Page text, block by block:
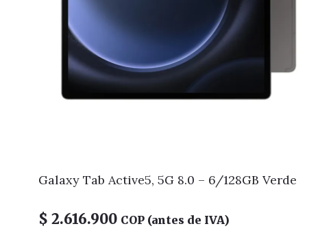
Galaxy Tab Active5, 5G 8.0 – 6/128GB Verde
$ 2.616.900 COP (antes de IVA)